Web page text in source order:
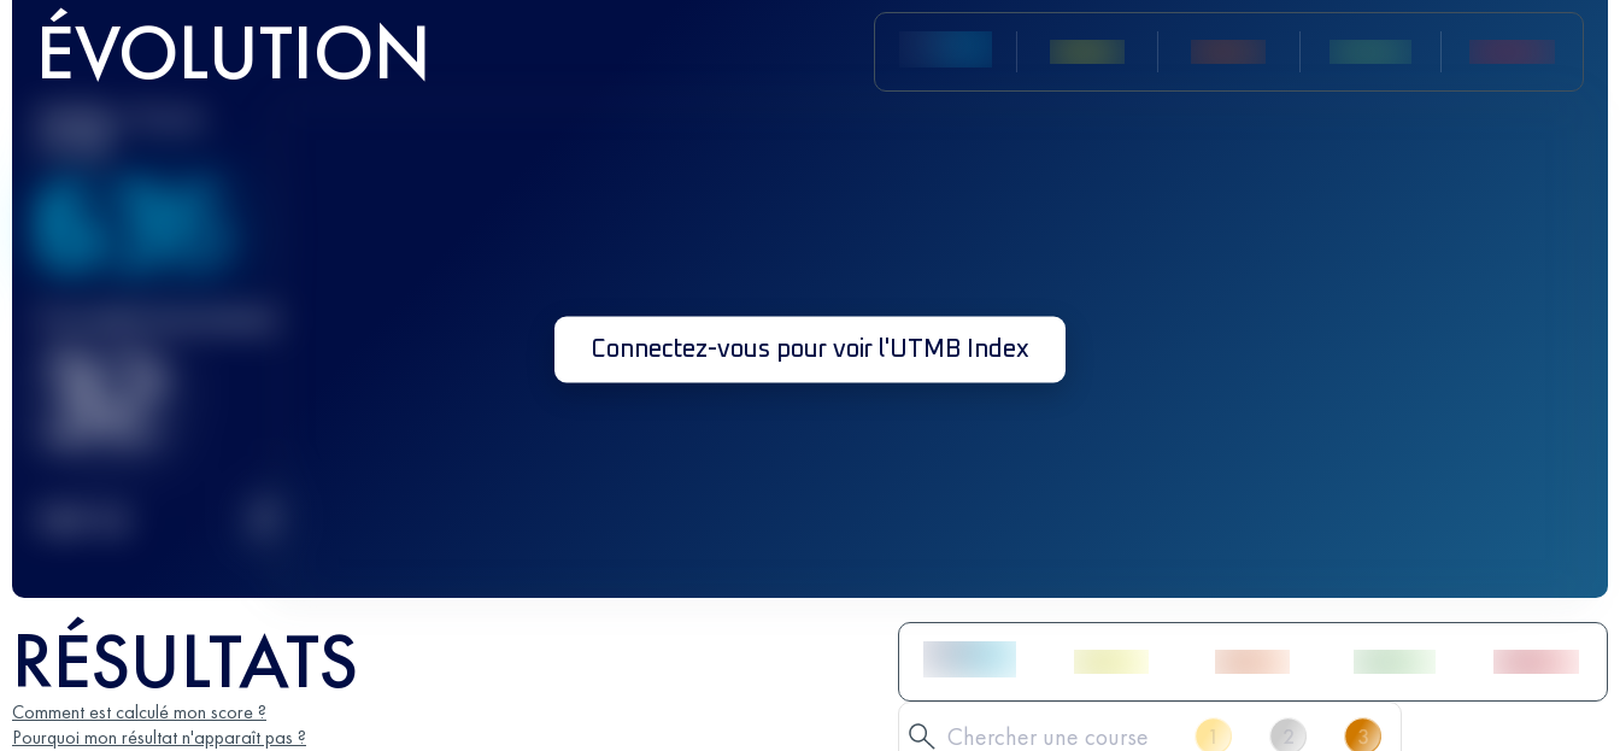
ÉVOLUTION
Meilleur Score
636
32 Connectez-vous pour voir l'UTMB Index
RÉSULTATS
Comment est calculé mon score ?
Pourquoi mon résultat n'apparaît pas ?